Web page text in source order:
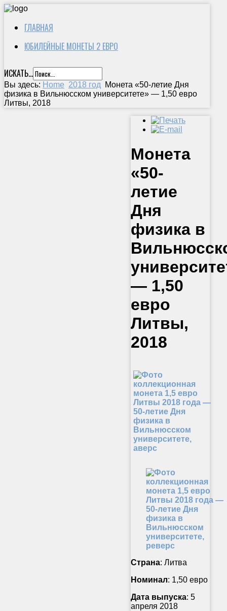
ГЛАВНАЯ
ЮБИЛЕЙНЫЕ МОНЕТЫ 2 ЕВРО
ИСКАТЬ...
Вы здесь: Home 2018 год
Монета «50-летие Дня
физика в Вильнюсском университете» — 1,50 евро
Литвы, 2018
Монета
«50-
летие
Дня
физика в
— 1,50
евро
Литвы,
2018
Страна: Литва
Номинал: 1,50 евро
Дата выпуска: 5
апреля 2018